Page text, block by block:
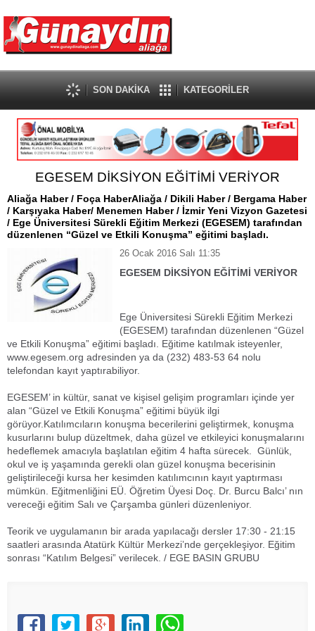
SON DAKİKA KATEGORİLER
EGESEM DİKSİYON EĞİTİMİ VERİYOR
Aliağa Haber / Foça HaberAliağa / Dikili Haber / Bergama Haber
/ Karşıyaka Haber/ Menemen Haber / İzmir Yeni Vizyon Gazetesi
/ Ege Üniversitesi Sürekli Eğitim Merkezi (EGESEM) tarafından
düzenlenen “Güzel ve Etkili Konuşma” eğitimi başladı.
26 Ocak 2016 Salı 11:35
EGESEM DİKSİYON EĞİTİMİ VERİYOR
Ege Üniversitesi Sürekli Eğitim Merkezi
(EGESEM) tarafından düzenlenen “Güzel
ve Etkili Konuşma” eğitimi başladı. Eğitime katılmak isteyenler,
www.egesem.org adresinden ya da (232) 483-53 64 nolu
telefondan kayıt yaptırabiliyor.
EGESEM’ in kültür, sanat ve kişisel gelişim programları içinde yer
alan “Güzel ve Etkili Konuşma” eğitimi büyük ilgi
görüyor.Katılımcıların konuşma becerilerini geliştirmek, konuşma
kusurlarını bulup düzeltmek, daha güzel ve etkileyici konuşmalarını
hedeflemek amacıyla başlatılan eğitim 4 hafta sürecek. Günlük,
okul ve iş yaşamında gerekli olan güzel konuşma becerisinin
geliştirileceği kursa her kesimden katılımcının kayıt yaptırması
mümkün. Eğitmenliğini EÜ. Öğretim Üyesi Doç. Dr. Burcu Balcı’ nın
vereceği eğitim Salı ve Çarşamba günleri düzenleniyor.
Teorik ve uygulamanın bir arada yapılacağı dersler 17:30 - 21:15
saatleri arasında Atatürk Kültür Merkezi’nde gerçekleşiyor. Eğitim
sonrası “Katılım Belgesi” verilecek. / EGE BASIN GRUBU